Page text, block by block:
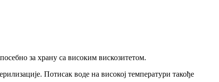
за храну са високим вискозитетом.
Потисак воде на високој температури такође